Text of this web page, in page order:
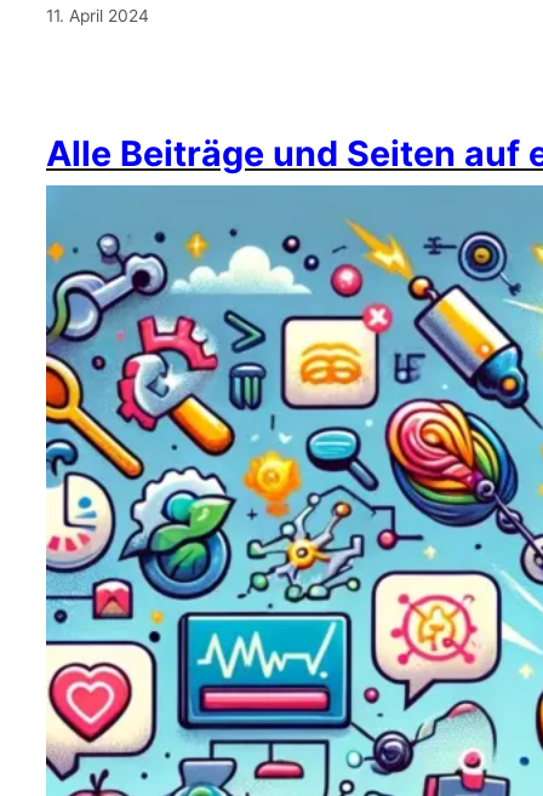
11. April 2024
Alle Beiträge und Seiten auf